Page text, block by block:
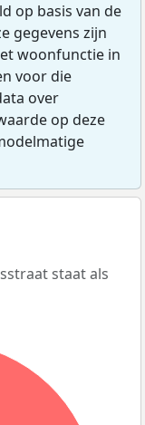
op basis van de
gegevens zijn
woonfunctie in
voor die
over
op deze
staat als